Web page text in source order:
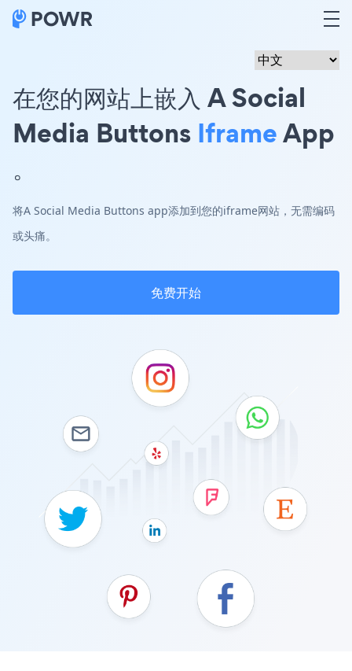
在您的网站上嵌入 A Social
Media Buttons IframeApp
。
将A Social Media Buttons app添加到您的iframe网站，无需编码
或头痛。
免费开始